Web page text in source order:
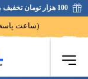
100 هزار تومان تخفیف
(ساعت پاسخگویی: 9 الی 14 - 17 الی 20)